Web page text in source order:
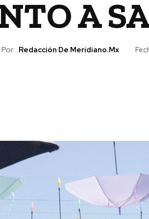
A
Por: Redacción De Meridiano.mx